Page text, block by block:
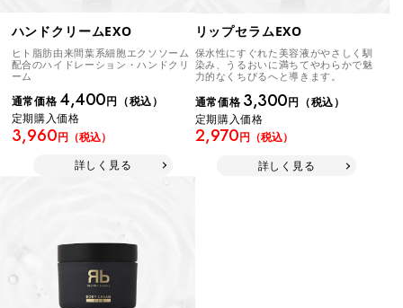
ハンドクリームEXO
ヒト脂肪由来間葉系細胞エクソソーム
配合のハイドレーション・ハンドクリ
ーム
通常価格 4,400円（税込）
定期購入価格
3,960円（税込）
詳しく見る
リップセラムEXO
保水性にすぐれた美容液がやさしく馴
染み、うるおいに満ちてやわらかで魅
力的なくちびるへと導きます。
通常価格 3,300円（税込）
定期購入価格
2,970円（税込）
詳しく見る